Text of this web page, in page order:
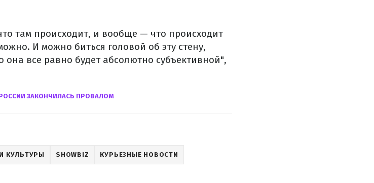
там происходит, и вообще — что происходит
И можно биться головой об эту стену,
все равно будет абсолютно субъективной",
ЗАКОНЧИЛАСЬ ПРОВАЛОМ
КУЛЬТУРЫ SHOWBIZ КУРЬЕЗНЫЕ НОВОСТИ